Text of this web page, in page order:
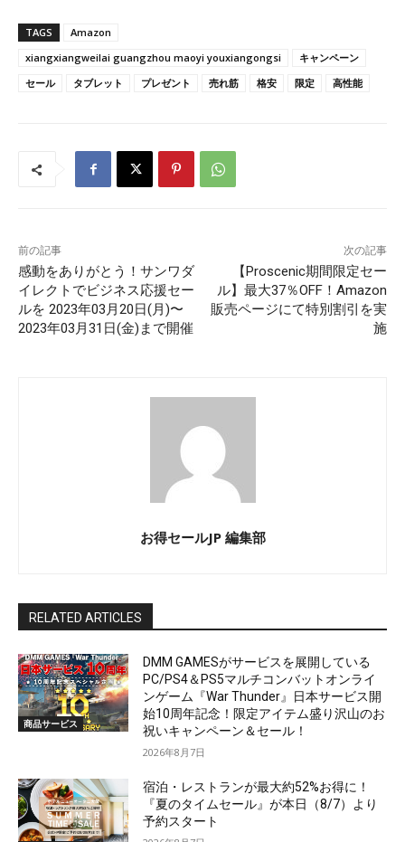
TAGS
Amazon
xiangxiangweilai guangzhou maoyi youxiangongsi
キャンペーン
セール
タブレット プレゼント 売れ筋 格安 限定 高性能
前の記事
感動をありがとう！サンワダ
イレクトでビジネス応援セー
ルを 2023年03⽉20⽇(⽉)〜
2023年03⽉31⽇(⾦)まで開催
次の記事
【Proscenic期間限定セー
ル】最大37％OFF！Amazon
販売ページにて特別割引を実
施
お得セールJP 編集部
RELATED ARTICLES
商品サービス
DMM GAMESがサービスを展開している
PC/PS4＆PS5マルチコンバットオンライ
ンゲーム『War Thunder』日本サービス開
始10周年記念！限定アイテム盛り沢山のお
祝いキャンペーン＆セール！
2026年8月7日
宿泊・レストランが最大約52%お得に！
『夏のタイムセール』が本日（8/7）より
予約スタート